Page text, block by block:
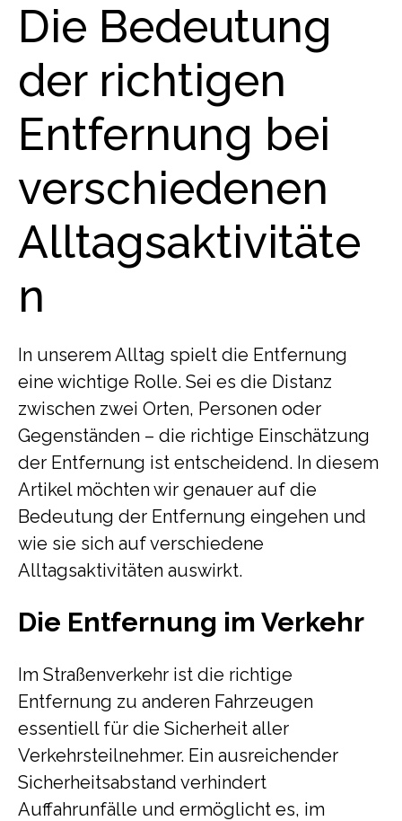
Die Bedeutung
der richtigen
Entfernung bei
verschiedenen
Alltagsaktivitäte
n
In unserem Alltag spielt die Entfernung
eine wichtige Rolle. Sei es die Distanz
zwischen zwei Orten, Personen oder
Gegenständen – die richtige Einschätzung
der Entfernung ist entscheidend. In diesem
Artikel möchten wir genauer auf die
Bedeutung der Entfernung eingehen und
wie sie sich auf verschiedene
Alltagsaktivitäten auswirkt.
Die Entfernung im Verkehr
Im Straßenverkehr ist die richtige
Entfernung zu anderen Fahrzeugen
essentiell für die Sicherheit aller
Verkehrsteilnehmer. Ein ausreichender
Sicherheitsabstand verhindert
Auffahrunfälle und ermöglicht es, im